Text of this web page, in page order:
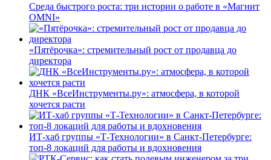
Среда быстрого роста: три истории о работе в «Магнит
OMNI»
«Пятёрочка»: стремительный рост от продавца до
директора
ДНК «ВсеИнструменты.ру»: атмосфера, в которой
хочется расти
ИТ-хаб группы «Т-Технологии» в Санкт-Петербурге:
топ-8 локаций для работы и вдохновения